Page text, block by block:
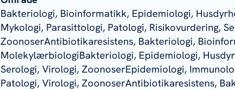
Bakteriologi, Bioinformatikk, Epidemiologi,
Mykologi, Parasittologi, Patologi, Risikovurdering,
ZoonoserAntibiotikaresistens, Bakteriologi,
MolekylærbiologiBakteriologi, Epidemiologi,
Serologi, Virologi, ZoonoserEpidemiologi,
Patologi, Virologi, ZoonoserAntibiotikaresistens,